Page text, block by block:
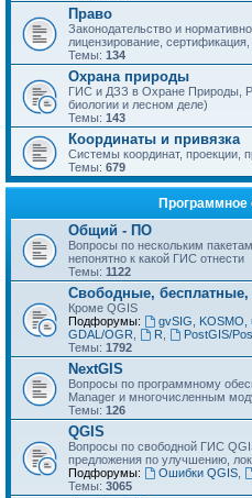
Право
Законодательство и
лицензирование, сертификация,
Темы: 134
Охрана природы
ГИС и ДЗЗ в Охране Природы,
биологии и лесном деле)
Темы: 143
Координаты и привязка
Системы координат, проекции,
Темы: 679
Программное
Общий - ПО
Вопросы по нескольким
непонятно к какой ГИС отнести
Темы: 1122
Свободные,
Кроме QGIS
Подфорумы:
gvSIG, KOSMO,
GDAL/OGR
R PostGIS/
Темы: 1792
NextGIS
Вопросы по программному
Manager и многочисленным
Темы: 126
QGIS
Вопросы по свободной ГИС
предложения по улучшению,
Подфорумы:
Ошибки QGIS,
Темы: 3065